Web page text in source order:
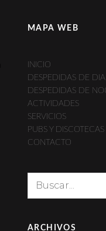
MAPA WEB
INICIO
DESPEDIDAS DE DIA
DESPEDIDAS DE
ACTIVIDADES
SERVICIOS
PUBS Y DISCOTECAS
CONTACTO
ARCHIVOS